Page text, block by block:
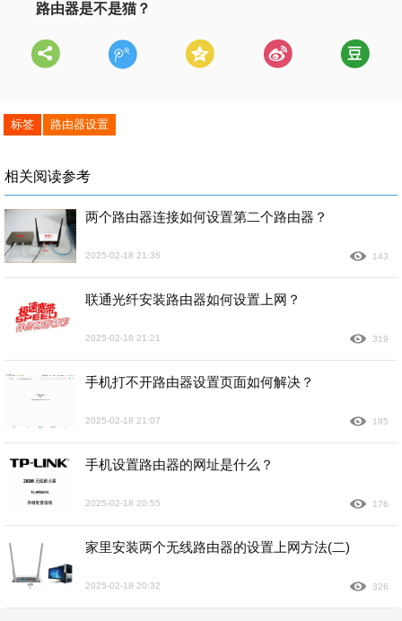
路由器是不是猫？
标签 路由器设置
相关阅读参考
两个路由器连接如何设置第二个路由器？
2025-02-18 21:36 143
联通光纤安装路由器如何设置上网？
2025-02-18 21:21 319
手机打不开路由器设置页面如何解决？
2025-02-18 21:07 195
手机设置路由器的网址是什么？
2025-02-18 20:55 176
家里安装两个无线路由器的设置上网方法(二)
2025-02-18 20:32 326